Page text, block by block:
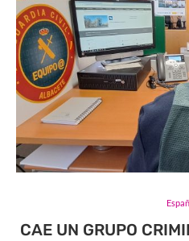
CAE UN GRUPO